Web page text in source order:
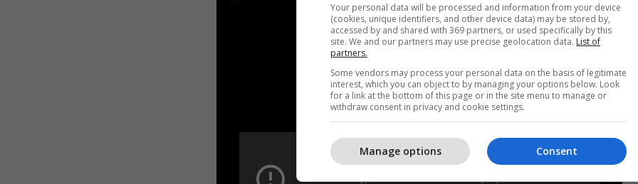
Your personal data will be processed and information from your device
(cookies, unique identifiers, and other device data) may be stored by,
accessed by and shared with 369 partners, or used specifically by this
site. We and our partners may use precise geolocation data. List of
partners.
Some vendors may process your personal data on the basis of legitimate
interest, which you can object to by managing your options below. Look
for a link at the bottom of this page or in the site menu to manage or
withdraw consent in privacy and cookie settings.
Consent
Manage options